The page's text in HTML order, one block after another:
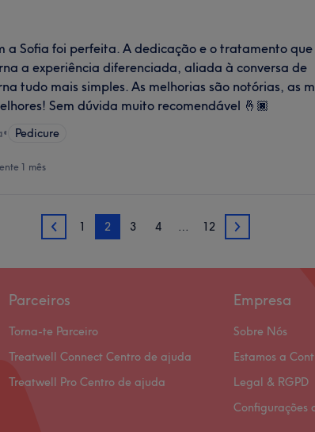
a Sofia foi perfeita. A dedicação e o tratamento que
a experiência diferenciada, aliada à conversa de
tudo mais simples. As melhorias são notórias, as
Sem dúvida muito recomendável 🤞🏿
• Pedicure
1 mês
1 1 2 3 4 … 12 3
Parceiros
Torna-te Parceiro
Treatwell Connect Centro de ajuda
Treatwell Pro Centro de ajuda
Empresa
Sobre Nós
Estamos a
Legal & RGPD
Configurações